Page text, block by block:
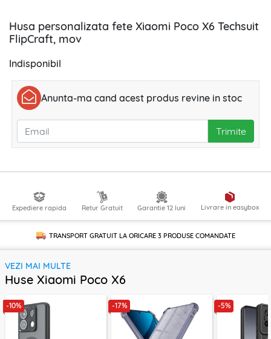
Husa personalizata fete Xiaomi Poco X6 Techsuit
FlipCraft, mov
Indisponibil
Anunta-ma cand acest produs revine in stoc
Trimite
Expediere rapida Retur Gratuit Garantie 12 luni Livrare in easybox
TRANSPORT GRATUIT LA ORICARE 3 PRODUSECOMANDATE
VEZI MAI MULTE
Huse Xiaomi Poco X6
-10% -17% -5%